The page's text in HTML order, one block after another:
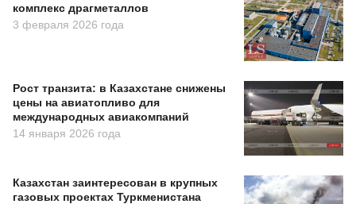
комплекс драгметаллов
3 февраля 2026 года
Рост транзита: в Казахстане снижены
цены на авиатопливо для
международных авиакомпаний
14 января 2026 года
Казахстан заинтересован в крупных
газовых проектах Туркменистана